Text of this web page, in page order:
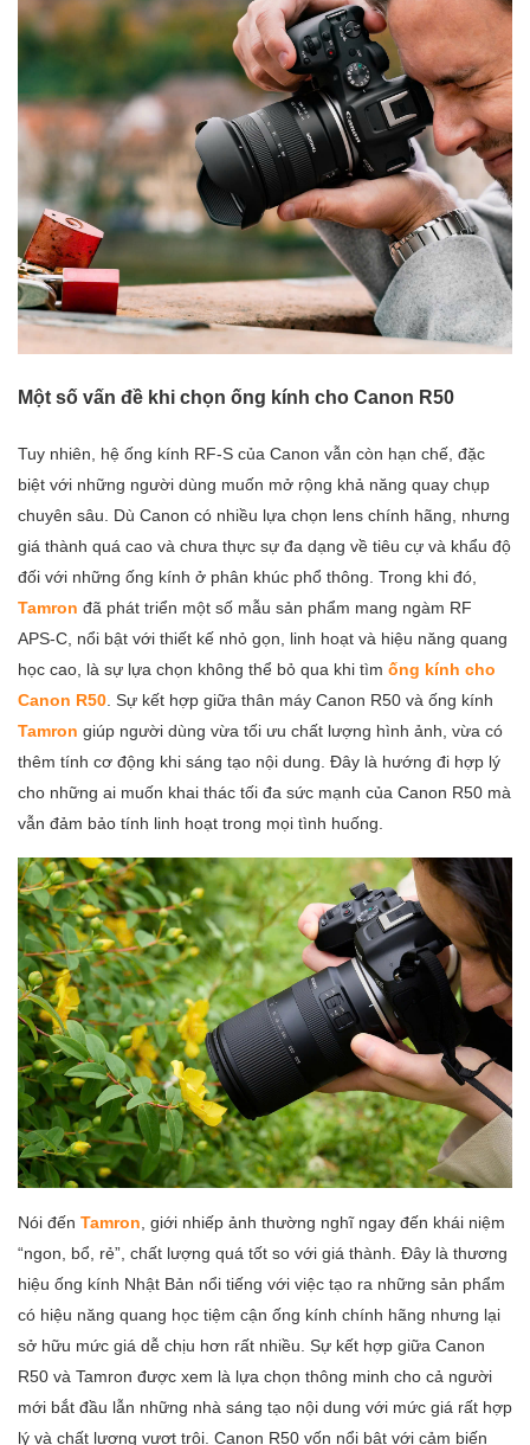
Một số vấn đề khi chọn ống kính cho Canon R50
Tuy nhiên, hệ ống kính RF-S của Canon vẫn còn hạn chế, đặc
biệt với những người dùng muốn mở rộng khả năng quay chụp
chuyên sâu. Dù Canon có nhiều lựa chọn lens chính hãng, nhưng
giá thành quá cao và chưa thực sự đa dạng về tiêu cự và khẩu độ
đối với những ống kính ở phân khúc phổ thông. Trong khi đó,
Tamron đã phát triển một số mẫu sản phẩm mang ngàm RF
APS-C, nổi bật với thiết kế nhỏ gọn, linh hoạt và hiệu năng quang
học cao, là sự lựa chọn không thể bỏ qua khi tìm ống kính cho
Canon R50 . Sự kết hợp giữa thân máy Canon R50 và ống kính
Tamron giúp người dùng vừa tối ưu chất lượng hình ảnh, vừa có
thêm tính cơ động khi sáng tạo nội dung. Đây là hướng đi hợp lý
cho những ai muốn khai thác tối đa sức mạnh của Canon R50 mà
vẫn đảm bảo tính linh hoạt trong mọi tình huống.
Nói đến Tamron , giới nhiếp ảnh thường nghĩ ngay đến khái niệm
“ngon, bổ, rẻ”, chất lượng quá tốt so với giá thành. Đây là thương
hiệu ống kính Nhật Bản nổi tiếng với việc tạo ra những sản phẩm
có hiệu năng quang học tiệm cận ống kính chính hãng nhưng lại
sở hữu mức giá dễ chịu hơn rất nhiều. Sự kết hợp giữa Canon
R50 và Tamron được xem là lựa chọn thông minh cho cả người
mới bắt đầu lẫn những nhà sáng tạo nội dung với mức giá rất hợp
lý và chất lượng vượt trội. Canon R50 vốn nổi bật với cảm biến